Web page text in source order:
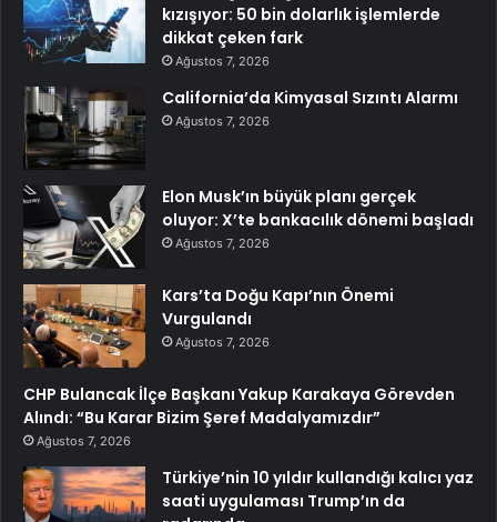
kızışıyor: 50 bin dolarlık işlemlerde
dikkat çeken fark
Ağustos 7, 2026
California’da Kimyasal Sızıntı Alarmı
Ağustos 7, 2026
Elon Musk’ın büyük planı gerçek
oluyor: X’te bankacılık dönemi başladı
Ağustos 7, 2026
Kars’ta Doğu Kapı’nın Önemi
Vurgulandı
Ağustos 7, 2026
CHP Bulancak İlçe Başkanı Yakup Karakaya Görevden
Alındı: “Bu Karar Bizim Şeref Madalyamızdır”
Ağustos 7, 2026
Türkiye’nin 10 yıldır kullandığı kalıcı yaz
saati uygulaması Trump’ın da